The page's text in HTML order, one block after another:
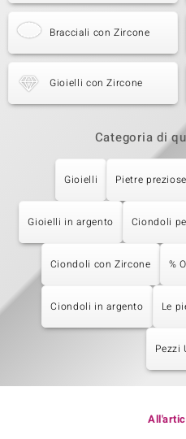
Bracciali con Zircone
Gioielli con Zircone
Categoria di
Gioielli Pietre preziose
Gioielli in argento Ciondoli
Ciondoli con Zircone %
Ciondoli in argento Le
Pezzi